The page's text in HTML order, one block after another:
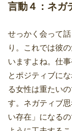
言動４：ネガ
せっかく会って
り。これでは彼
いますよね。仕
とポジティブに
る女性は重たい
す。ネガティブ
い存在」になる